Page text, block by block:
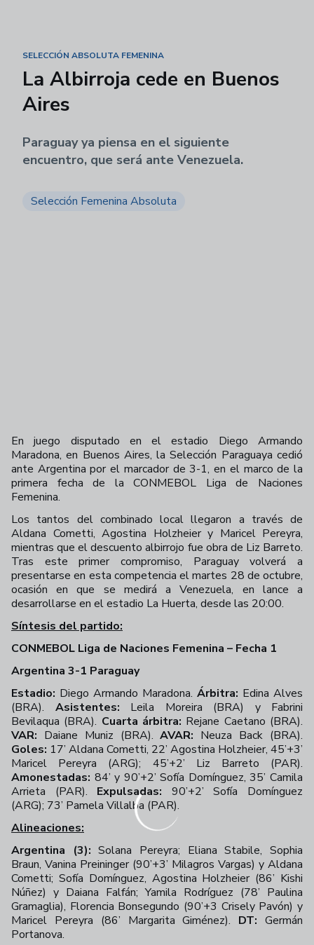
SELECCIÓN ABSOLUTA FEMENINA
La Albirroja cede en Buenos
Aires
Paraguay ya piensa en el siguiente
encuentro, que será ante Venezuela.
Selección Femenina Absoluta
En juego disputado en el estadio Diego Armando
Maradona, en Buenos Aires, la Selección Paraguaya cedió
ante Argentina por el marcador de 3-1, en el marco de la
primera fecha de la CONMEBOL Liga de Naciones
Femenina.
Los tantos del combinado local llegaron a través de
Aldana Cometti, Agostina Holzheier y Maricel Pereyra,
mientras que el descuento albirrojo fue obra de Liz Barreto.
Tras este primer compromiso, Paraguay volverá a
presentarse en esta competencia el martes 28 de octubre,
ocasión en que se medirá a Venezuela, en lance a
desarrollarse en el estadio La Huerta, desde las 20:00.
Síntesis del partido:
CONMEBOL Liga de Naciones Femenina – Fecha 1
Argentina 3-1 Paraguay
Estadio: Diego Armando Maradona. Árbitra: Edina Alves
(BRA). Asistentes: Leila Moreira (BRA) y Fabrini
Bevilaqua (BRA). Cuarta árbitra: Rejane Caetano (BRA).
VAR: Daiane Muniz (BRA).AVAR: Neuza Back (BRA).
Goles: 17’ Aldana Cometti, 22’ Agostina Holzheier, 45’+3’
Maricel Pereyra (ARG); 45’+2’ Liz Barreto (PAR).
Amonestadas: 84’ y 90’+2’ Sofía Domínguez, 35’ Camila
Arrieta (PAR). Expulsadas: 90’+2’ Sofía Domínguez
(ARG); 73’ Pamela Villalba (PAR).
Alineaciones:
Argentina (3):Solana Pereyra; Eliana Stabile, Sophia
Braun, Vanina Preininger (90’+3’ Milagros Vargas) y Aldana
Cometti; Sofía Domínguez, Agostina Holzheier (86’ Kishi
Núñez) y Daiana Falfán; Yamila Rodríguez (78’ Paulina
Gramaglia), Florencia Bonsegundo (90’+3 Crisely Pavón) y
Maricel Pereyra (86’ Margarita Giménez). DT: Germán
Portanova.